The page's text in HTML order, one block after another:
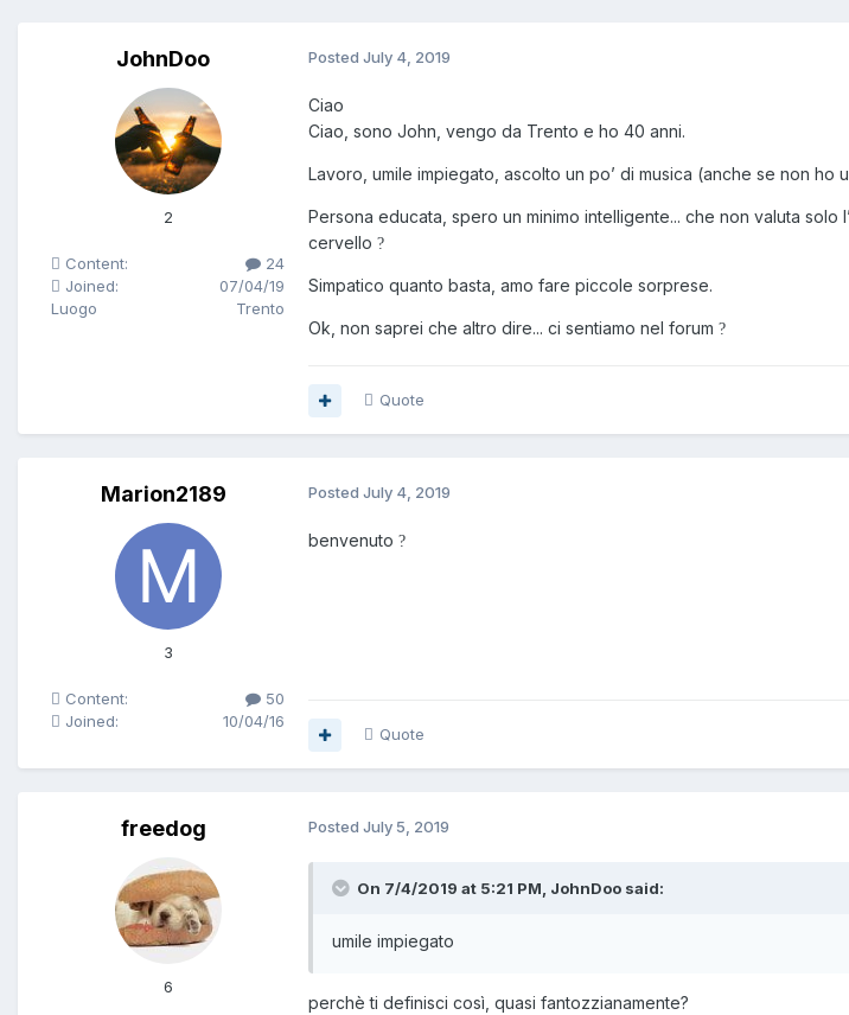
JohnDoo
2
Content:
24
Joined:
07/04/19
Luogo
Trento
Posted July 4, 2019
Ciao
Ciao, sono John, vengo da Trento e ho 40 anni.
Lavoro, umile impiegato, ascolto un po’ di musica (anche se non
Persona educata, spero un minimo intelligente... che non valuta
cervello ?
Simpatico quanto basta, amo fare piccole sorprese.
Ok, non saprei che altro dire... ci sentiamo nel forum ?
Quote
Marion2189
3
Content:
50
Joined:
10/04/16
Posted July 4, 2019
benvenuto ?
Quote
freedog
6
Posted July 5, 2019
On 7/4/2019 at 5:21 PM, JohnDoo said:
umile impiegato
perchè ti definisci così, quasi fantozzianamente?